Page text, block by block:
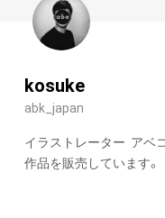
kosuke
abk_japan
イラストレーター  アベ
作品を販売しています。